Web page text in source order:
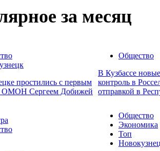
за месяц
простились с первым
ОМОН Сергеем Добижей
Общество
В Кузбассе
контроль в
отправкой в
Общество
Экономика
Топ